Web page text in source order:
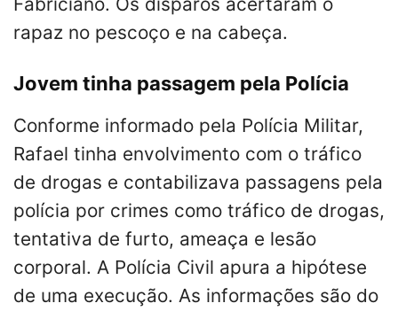
rapaz no pescoço e na cabeça.
Jovem tinha passagem pela Polícia
Conforme informado pela Polícia Militar,
Rafael tinha envolvimento com o tráfico
de drogas e contabilizava passagens pela
polícia por crimes como tráfico de drogas,
tentativa de furto, ameaça e lesão
corporal. A Polícia Civil apura a hipótese
de uma execução. As informações são do